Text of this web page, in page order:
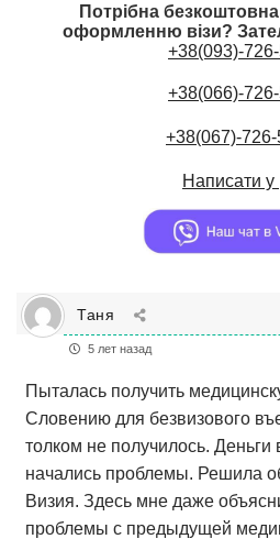
Потрібна
оформленню візи?
+38(093)-
+38(066)-
+38(067)-
Написати у
Таня
5 лет назад
Пыталась получить
Словению для безвизового
толком не получилось. Деньги
начались проблемы. Решила
Визия. Здесь мне даже
проблемы с предыдущей